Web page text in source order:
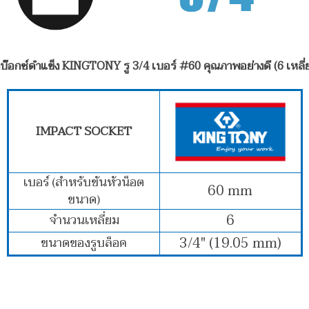
อกซ์ดำแข็ง KINGTONY รู 3/4 เบอร์ #60 คุณภาพอย่างดี (6 เหลี่
IMPACT SOCKET
เบอร์ (สำหรับขันหัวน็อต
ขนาด)
60 mm
จำนวนเหลี่ยม 6
ขนาดของรูบล็อค 3/4" (19.05 mm)